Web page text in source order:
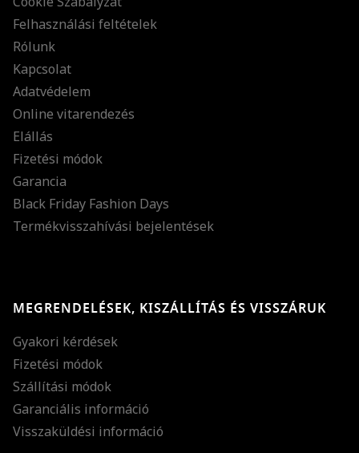
Felhasználási feltételek
Rólunk
Kapcsolat
Adatvédelem
Online vitarendezés
Elállás
Fizetési módok
Garancia
Black Friday Fashion Days
Termékvisszahívási bejelentések
MEGRENDELÉSEK, KISZÁLLÍTÁS ÉS VISSZÁRUK
Gyakori kérdések
Fizetési módok
Szállítási módok
Garanciális információ
Visszaküldési információ